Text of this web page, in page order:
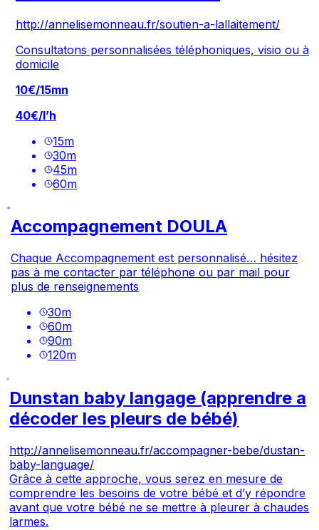
http://annelisemonneau.fr/soutien-a-lallaitement/
Consultatons personnalisées téléphoniques, visio ou à
domicile
10€/15mn
40€/l’h
15m
30m
45m
60m
Accompagnement DOULA
Chaque Accompagnement est personnalisé… hésitez
pas à me contacter par téléphone ou par mail pour
plus de renseignements
30m
60m
90m
120m
Dunstan baby langage (apprendre a
décoder les pleurs de bébé)
http://annelisemonneau.fr/accompagner-bebe/dustan-
baby-language/
Grâce à cette approche, vous serez en mesure de
comprendre les besoins de votre bébé et d’y répondre
avant que votre bébé ne se mettre à pleurer à chaudes
larmes.